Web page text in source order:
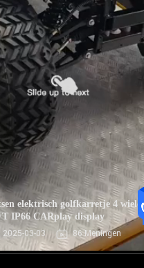
elektrisch golfkarretje 4
IP66 CARplay display
2025-03-03 86 Meningen